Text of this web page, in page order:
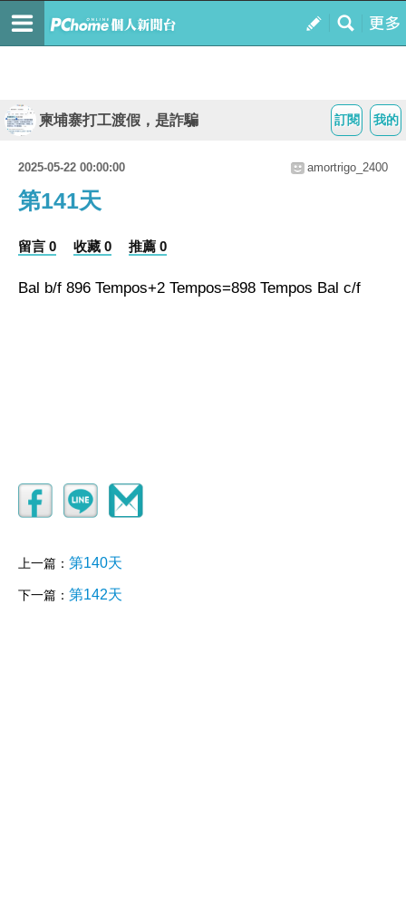
我的
訂閱
柬埔寨打工渡假，是詐騙
2025-05-22 00:00:00 amortrigo_2400
第141天
留言 0 收藏 0 推薦 0
Bal b/f 896 Tempos+2 Tempos=898 Tempos Bal c/f
上一篇： 第140天
下一篇： 第142天